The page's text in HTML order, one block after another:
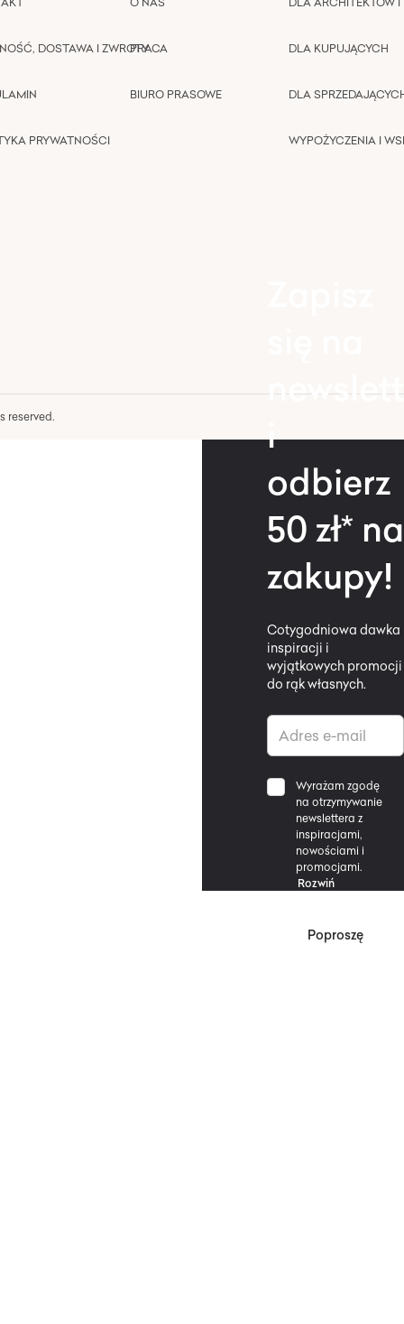
DOSTAWA I ZWROTY
PRYWATNOŚCI
PRACA
BIURO PRASOWE
DLA KUPUJĄCYCH
DLA
WYPOŻYCZENIA I
reserved.
i
odbierz
50 zł* na
zakupy!
Cotygodniowa dawka
inspiracji i
wyjątkowych promocji
do rąk własnych.
Wyrażam zgodę
na otrzymywanie
newslettera z
inspiracjami,
nowościami i
promocjami.
Rozwiń
Poproszę